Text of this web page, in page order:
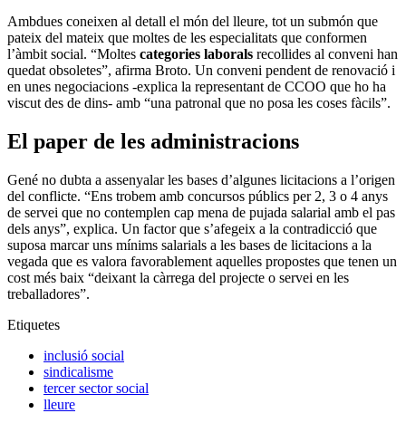
Ambdues coneixen al detall el món del lleure, tot un submón que
pateix del mateix que moltes de les especialitats que conformen
l’àmbit social. “Moltes categories laborals recollides al conveni han
quedat obsoletes”, afirma Broto. Un conveni pendent de renovació i
en unes negociacions -explica la representant de CCOO que ho ha
viscut des de dins- amb “una patronal que no posa les coses fàcils”.
El paper de les administracions
Gené no dubta a assenyalar les bases d’algunes licitacions a l’origen
del conflicte. “Ens trobem amb concursos públics per 2, 3 o 4 anys
de servei que no contemplen cap mena de pujada salarial amb el pas
dels anys”, explica. Un factor que s’afegeix a la contradicció que
suposa marcar uns mínims salarials a les bases de licitacions a la
vegada que es valora favorablement aquelles propostes que tenen un
cost més baix “deixant la càrrega del projecte o servei en les
treballadores”.
Etiquetes
inclusió social
sindicalisme
tercer sector social
lleure